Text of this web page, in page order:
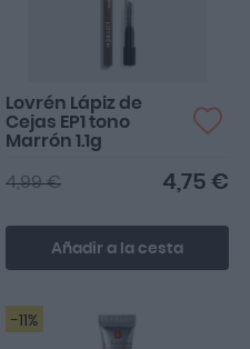
Lovrén Lápiz de
Cejas EP1 tono
Marrón 1.1g
4,75 €
4,99 €
Añadir a la cesta
-11%